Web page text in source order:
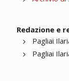
Redazione e
Pagliai
Pagliai